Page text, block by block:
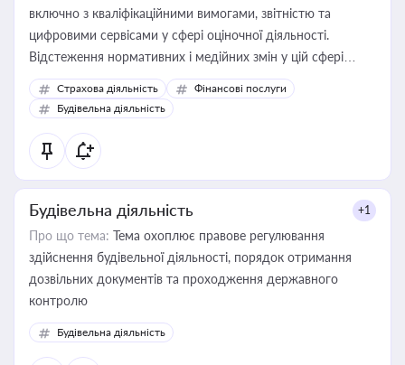
включно з кваліфікаційними вимогами, звітністю та
цифровими сервісами у сфері оціночної діяльності.
Відстеження нормативних і медійних змін у цій сфері
корисне для власника бізнесу, керівника, юриста або
бухгалтера під час оподаткування, приватизації, оренди
державного майна, корпоративних угод і перевірки
статусу суб'єктів оціночної діяльності
Страхова діяльність
Фінансові послуги
Будівельна діяльність
Будівельна діяльність +1
Про що тема: Тема охоплює правове регулювання
здійснення будівельної діяльності, порядок отримання
дозвільних документів та проходження державного
контролю
Будівельна діяльність